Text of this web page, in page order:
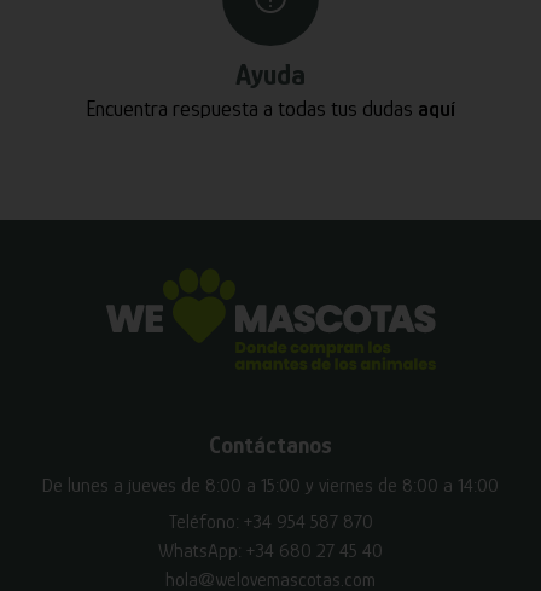
Ayuda
Encuentra respuesta a todas tus dudas aquí
Contáctanos
De lunes a jueves de 8:00 a 15:00 y viernes de 8:00 a 14:00
Teléfono: +34 954 587 870
WhatsApp: +34 680 27 45 40
hola@welovemascotas.com